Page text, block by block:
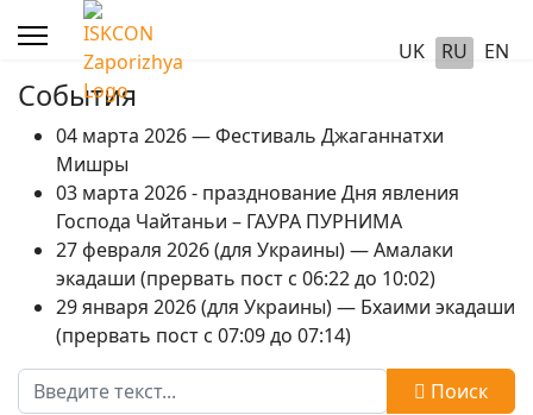
UK RU EN
События
04 марта 2026 — Фестиваль Джаганнатхи
Мишры
03 марта 2026 - празднование Дня явления
Господа Чайтаньи – ГАУРА ПУРНИМА
27 февраля 2026 (для Украины) — Амалаки
экадаши (прервать пост с 06:22 до 10:02)
29 января 2026 (для Украины) — Бхаими экадаши
(прервать пост с 07:09 до 07:14)
Поиск
Поиск